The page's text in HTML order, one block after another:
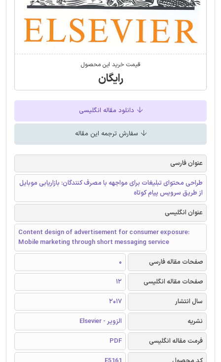
قیمت خرید این محصول
رایگان
دانلود مقاله انگلیسی
سفارش ترجمه این مقاله
عنوان فارسی
طراحی محتوای تبلیغات برای مواجهه با مصرف کنندگان: بازاریابی موبایل
از طریق سرویس پیام کوتاه
عنوان انگلیسی
Content design of advertisement for consumer exposure:
Mobile marketing through short messaging service
صفحات مقاله فارسی
0
صفحات مقاله انگلیسی
12
سال انتشار
2017
نشریه
الزویر - Elsevier
فرمت مقاله انگلیسی
PDF